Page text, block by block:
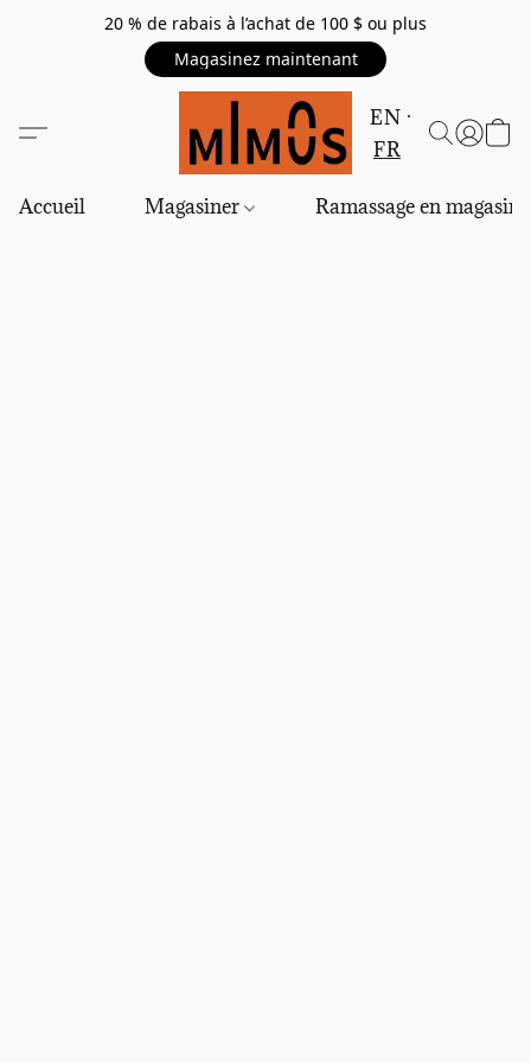
20 % de rabais à l’achat de 100 $ ou plus
Magasinez maintenant
EN
FR
Accueil Magasiner Ramassage en magasin